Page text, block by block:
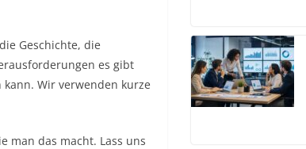
Geschichte, die
es gibt
Wir verwenden kurze
man das macht. Lass uns